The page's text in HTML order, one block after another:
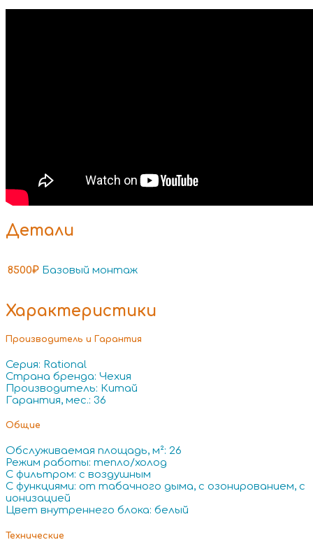
Детали
8500₽ Базовый монтаж
Характеристики
Производитель и Гарантия
Серия: Rational
Страна бренда: Чехия
Производитель: Китай
Гарантия, мес.: 36
Общие
Обслуживаемая площадь, м²: 26
Режим работы: тепло/холод
С фильтром: с воздушным
С функциями: от табачного дыма, с озонированием, с
ионизацией
Цвет внутреннего блока: белый
Технические